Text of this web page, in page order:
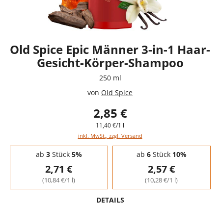
Old Spice Epic Männer 3-in-1 Haar-
Gesicht-Körper-Shampoo
250 ml
von Old Spice
2,85 €
11,40 €/1 l
inkl. MwSt., zzgl. Versand
Staffelpreise - Mengenrabatt
ab 3Stück 5%
2,71 €
(10,84 €/1 l)
ab 6Stück 10%
2,57 €
(10,28 €/1 l)
DETAILS